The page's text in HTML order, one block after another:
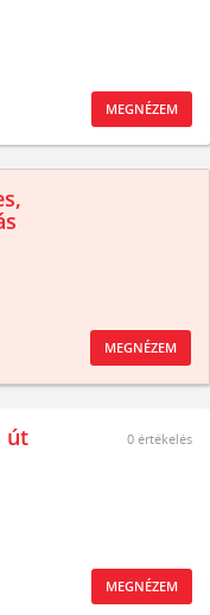
MEGNÉZEM
MEGNÉZEM
út 0 értékelés
MEGNÉZEM